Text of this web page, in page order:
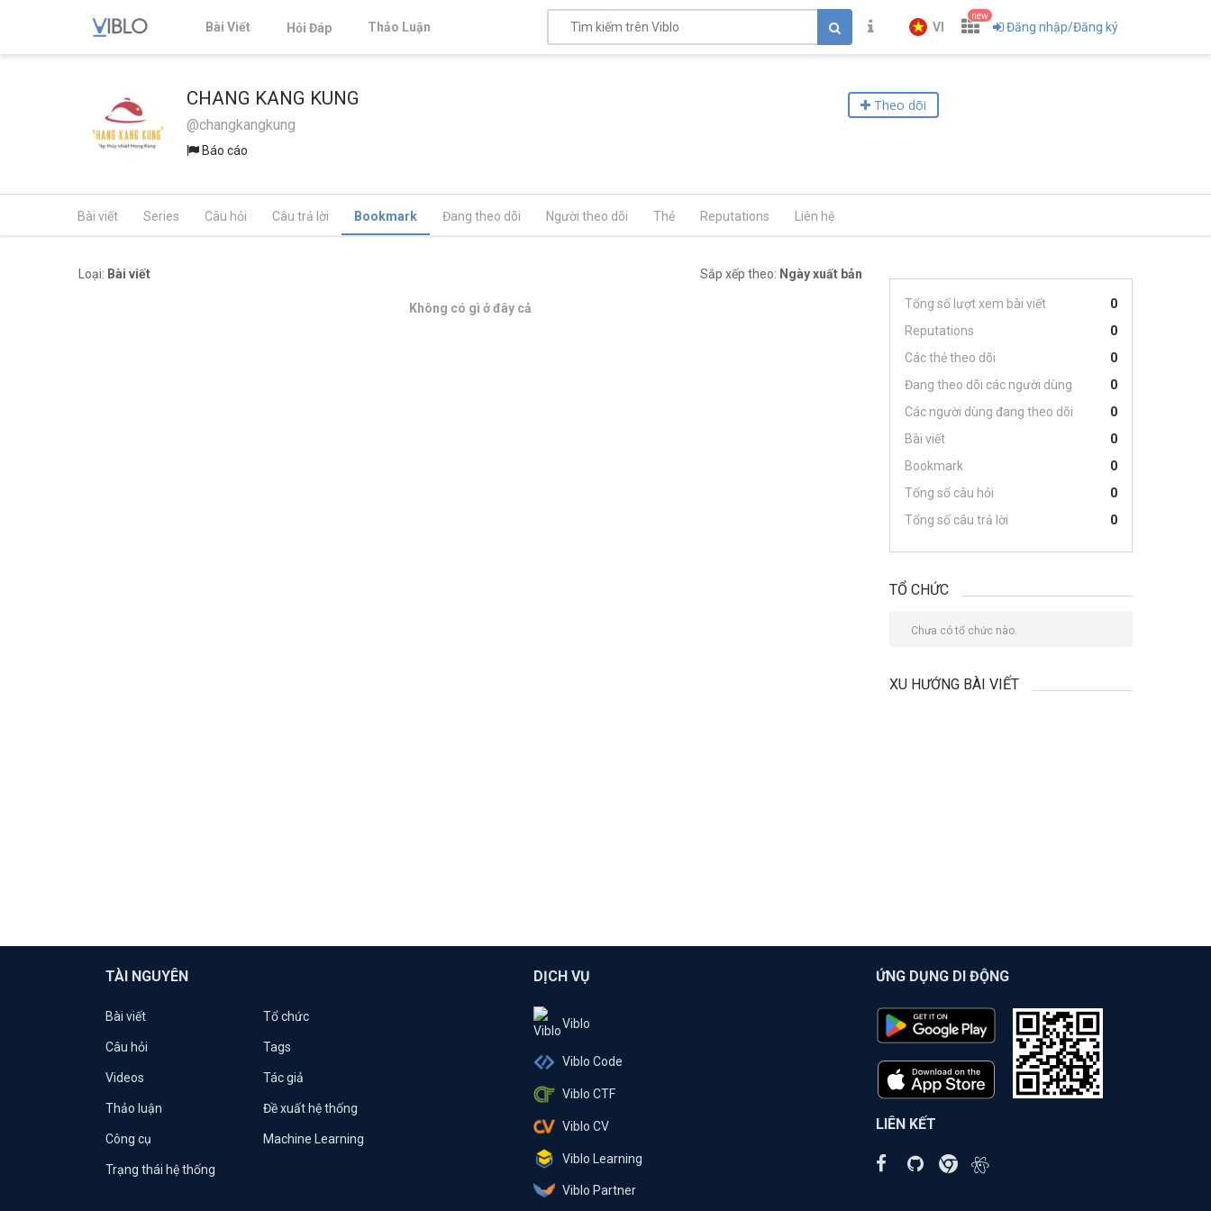
Bài Viết Hỏi Đáp Thảo Luận VI
new
Đăng nhập/Đăng ký
CHANG KANG KUNG
@changkangkung
Báo cáo
Theo dõi
Bài viết Series Câu hỏi Câu trả lời Bookmark Đang theo dõi Người theo dõi Thẻ Reputations Liên hệ
Loại: Bài viết Sắp xếp theo: Ngày xuất bản
Không có gì ở đây cả Tổng số lượt xem bài viết
0
Reputations
0
Các thẻ theo dõi
0
Đang theo dõi các người dùng
0
Các người dùng đang theo dõi
0
Bài viết
0
Bookmark
0
Tổng số câu hỏi
0
Tổng số câu trả lời
0
TỔ CHỨC
Chưa có tổ chức nào.
XU HƯỚNG BÀI VIẾT
TÀI NGUYÊN
Bài viết Tổ chức
Câu hỏi Tags
Videos Tác giả
Thảo luận Đề xuất hệ thống
Công cụ Machine Learning
Trạng thái hệ thống
DỊCH VỤ
Viblo
Viblo Code
Viblo CTF
Viblo CV
Viblo Learning
Viblo Partner
ỨNG DỤNG DI ĐỘNG
LIÊN KẾT